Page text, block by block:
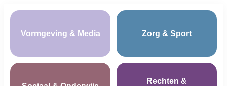
Vormgeving & Media Zorg & Sport
Rechten &